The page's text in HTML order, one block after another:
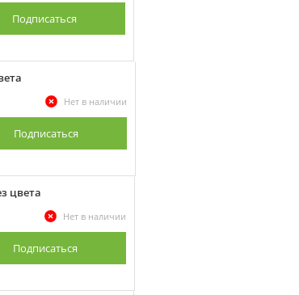
Подписаться
Нет в наличии
Подписаться
цвета
Нет в наличии
Подписаться